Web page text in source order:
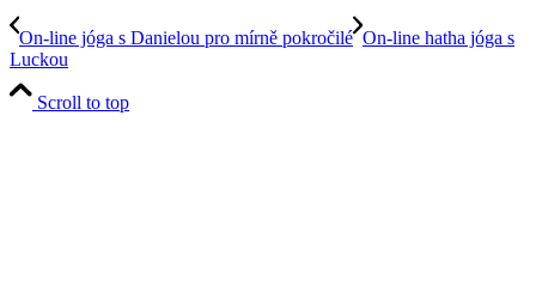
On-line jóga s Danielou pro mírně pokročilé On-line hatha jóga s
Luckou
Scroll to top